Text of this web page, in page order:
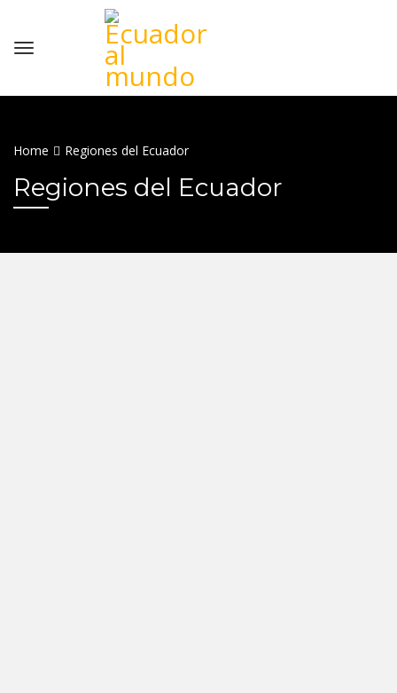
Home Regiones del Ecuador
Regiones del Ecuador